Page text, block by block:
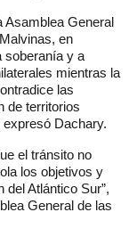
Asamblea General
en
soberanía y a
mientras la
las
de territorios
Dachary.
el tránsito no
los objetivos y
Atlántico Sur”,
General de las